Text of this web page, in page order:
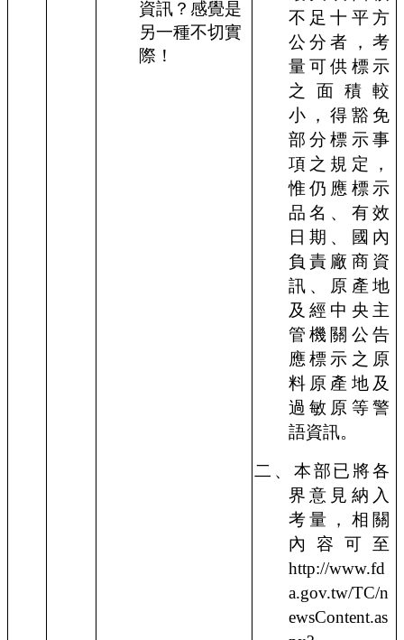
資訊？感覺是
另一種不切實
際！
不足十平方
公分者，考
量可供標示
之面積較
小，得豁免
部分標示事
項之規定，
惟仍應標示
品名、有效
日期、國內
負責廠商資
訊、原產地
及經中央主
管機關公告
應標示之原
料原產地及
過敏原等警
語資訊。
二、本部已將各
界意見納入
考量，相關
內容可至
http://www.fd
a.gov.tw/TC/n
ewsContent.as